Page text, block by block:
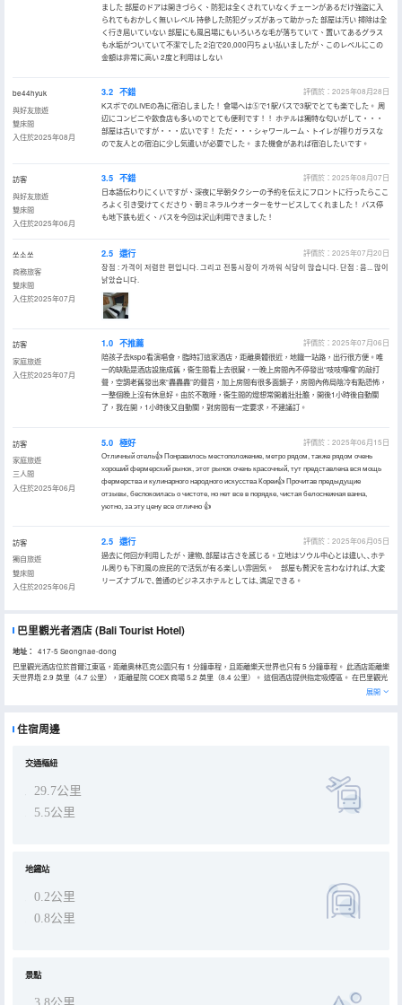
ました 部屋のドアは開きづらく、防犯は全くされていなくチェーンがあるだけ強盜に入
られてもおかしく無いレベル 持參した防犯グッズがあって助かった 部屋は汚い 掃除は全
く行き屆いていない 部屋にも風呂場にもいろいろな毛が落ちていて、置いてあるグラス
も水垢がついていて不潔でした 2泊で20,000円ちょい払いましたが、このレベルにこの
金額は非常に高い 2度と利用はしない
be44hyuk
與好友旅遊
雙床間
入住於2025年08月
3.2 不錯
評價於：2025年08月28日
KスポでのLIVEの為に宿泊しました！ 會場へは⑤で1駅バスで3駅でとても楽でした。 周
辺にコンビニや飲食店も多いのでとても便利です！！ ホテルは獨特な匂いがして・・・
部屋は古いですが・・・広いです！ ただ・・・シャワールーム、トイレが擦りガラスな
ので友人との宿泊に少し気遣いが必要でした。 また機會があれば宿泊したいです。
訪客
與好友旅遊
雙床間
入住於2025年06月
3.5 不錯
評價於：2025年08月07日
日本語伝わりにくいですが、深夜に早朝タクシーの予約を伝えにフロントに行ったらここ
ろよく引き受けてくださり、朝ミネラルウオーターをサービスしてくれました！ バス停
も地下鉄も近く、バスを今回は沢山利用できました！
쏘소쏘
商務旅客
雙床間
入住於2025年07月
2.5 還行
評價於：2025年07月20日
장점 : 가격이 저렴한 편입니다. 그리고 전통시장이 가까워 식당이 많습니다. 단점 : 음... 많이
낡았습니다.
訪客
家庭旅遊
入住於2025年07月
1.0 不推薦
評價於：2025年07月06日
陪孩子去kspo看演唱會，臨時訂這家酒店，距離奧體很近，地鐵一站路，出行很方便。唯
一的缺點是酒店設施成舊，衞生間看上去很臟，一晚上房間內不停發出“吱吱嘎嘎”的敲打
聲，空調老舊發出來“轟轟轟”的聲音，加上房間有很多面鏡子，房間內佈局陰冷有點恐怖，
一整個晚上沒有休息好。由於不敢睡，衞生間的燈想常開着壯壯膽，開後1小時後自動關
了，我在開，1小時後又自動關，對房間有一定要求，不建議訂。
訪客
家庭旅遊
三人間
入住於2025年06月
5.0 極好
評價於：2025年06月15日
Отличный отель👍 Понравилось местоположение, метро рядом, также рядом очень
хороший фермерский рынок, этот рынок очень красочный, тут представлена вся мощь
фермерства и кулинарного народного искусства Кореи👍 Прочитав предыдущие
отзывы, беспокоилась о чистоте, но нет все в порядке, чистая белоснежная ванна,
уютно, за эту цену все отлично 👍
訪客
獨自旅遊
雙床間
入住於2025年06月
2.5 還行
評價於：2025年06月05日
過去に何回か利用したが、建物､部屋は古さを感じる。立地はソウル中心とは違い､､ホテ
ル周りも下町風の庶民的で活気が有る楽しい雰囲気。 部屋も贅沢を言わなければ､大変
リーズナブルで､普通のビジネスホテルとしては､満足できる。
巴里觀光者酒店(Bali Tourist Hotel)
地址：
417-5 Seongnae-dong
巴里觀光酒店位於首爾江東區，距離奧林匹克公園只有 1 分鐘車程，且距離樂天世界也只有 5 分鐘車程。 此酒店距離樂
天世界塔 2.9 英里（4.7 公里），距離星院 COEX 商場 5.2 英里（8.4 公里）。 這個酒店提供指定吸煙區。 在巴里觀光
酒店，您可以去餐廳享用美餐。 特色服務/設施包括商務中心、大堂免費報紙和乾洗/洗衣服務。酒店提供免費自助停
車。 有 50 間空調客房提供冰箱；您定能在旅途中找到家的舒適。提供免費有線和無線上網，方便您與朋友保持聯繫；
展開
住宿周邊
交通樞紐
29.7公里
5.5公里
地鐵站
0.2公里
0.8公里
景點